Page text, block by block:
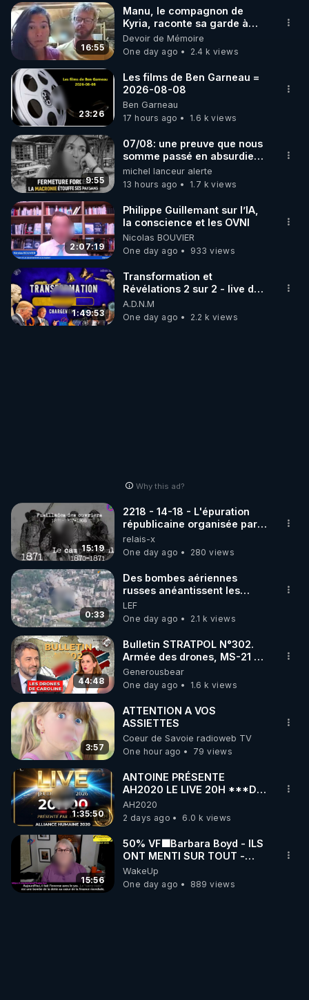
▶ 30 jours gratuit sur l’application de méditation et
de bien-être ENVOL :
Rendez-vous sur https://www.envol.app/code
le code : REGENERE
16:55
Manu, le compagnon de
Kyria, raconte sa garde à
vue musclée. PARTAGEZ!
Devoir de Mémoire
One day ago
2.4 k views
23:26
Les films de Ben Garneau =
2026-08-08
Ben Garneau
17 hours ago
1.6 k views
9:55
07/08: une preuve que nous
somme passé en absurdie
une dictature qui veut faire
taire ses opposant !
michel lanceur alerte
13 hours ago
1.7 k views
2:07:19
Philippe Guillemant sur l’IA,
la conscience et les OVNI
Nicolas BOUVIER
One day ago
933 views
1:49:53
Transformation et
Révélations 2 sur 2 - live du
07/08/26
A.D.N.M
One day ago
2.2 k views
Why this ad?
15:19
2218 - 14-18 - L'épuration
républicaine organisée par
les frères de la truelle
relais-x
One day ago
280 views
0:33
Des bombes aériennes
russes anéantissent les
centres de contrôle de
drones de 3 brigades
ukrainienne
LEF
One day ago
2.1 k views
44:48
Bulletin STRATPOL N°302.
Armée des drones, MS-21 en
série, missiles coréens.
07.08.2026.
Generousbear
One day ago
1.6 k views
3:57
ATTENTION A VOS
ASSIETTES
Coeur de Savoie radioweb TV
One hour ago
79 views
1:35:50
ANTOINE PRÉSENTE
AH2020 LE LIVE 20H ***DU
06/08/2026***
AH2020
2 days ago
6.0 k views
15:56
50% VF🟩Barbara Boyd - ILS
ONT MENTI SUR TOUT -
Jocelyne Traduction
WakeUp
One day ago
889 views